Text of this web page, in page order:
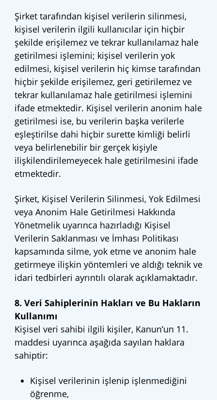
Şirket tarafından kişisel verilerin silinmesi,
kişisel verilerin ilgili kullanıcılar için hiçbir
şekilde erişilemez ve tekrar kullanılamaz hale
getirilmesi işlemini; kişisel verilerin yok
edilmesi, kişisel verilerin hiç kimse tarafından
hiçbir şekilde erişilemez, geri getirilemez ve
tekrar kullanılamaz hale getirilmesi işlemini
ifade etmektedir. Kişisel verilerin anonim hale
getirilmesi ise, bu verilerin başka verilerle
eşleştirilse dahi hiçbir surette kimliği belirli
veya belirlenebilir bir gerçek kişiyle
ilişkilendirilemeyecek hale getirilmesini ifade
etmektedir.
Şirket, Kişisel Verilerin Silinmesi, Yok Edilmesi
veya Anonim Hale Getirilmesi Hakkında
Yönetmelik uyarınca hazırladığı Kişisel
Verilerin Saklanması ve İmhası Politikası
kapsamında silme, yok etme ve anonim hale
getirmeye ilişkin yöntemleri ve aldığı teknik ve
idari tedbirleri ayrıntılı olarak açıklamaktadır.
8. Veri Sahiplerinin Hakları ve Bu Hakların
Kullanımı
Kişisel veri sahibi ilgili kişiler, Kanun’un 11.
maddesi uyarınca aşağıda sayılan haklara
sahiptir:
Kişisel verilerinin işlenip işlenmediğini
öğrenme,